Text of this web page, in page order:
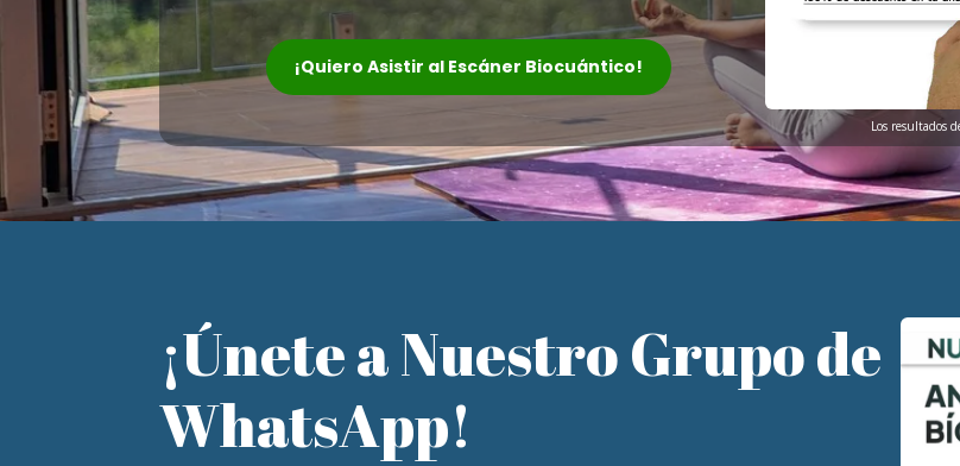
¡Quiero Asistir al Escáner Biocuántico!
Los resultados
¡Únete a Nuestro Grupo de
WhatsApp!